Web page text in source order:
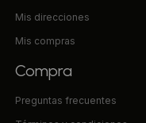
Mis direcciones
Mis compras
Compra
Preguntas frecuentes